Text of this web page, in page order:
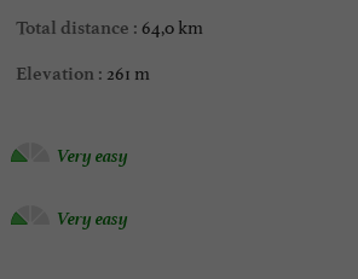
Total distance : 64,0 km
Elevation : 261 m
Very easy
Very easy